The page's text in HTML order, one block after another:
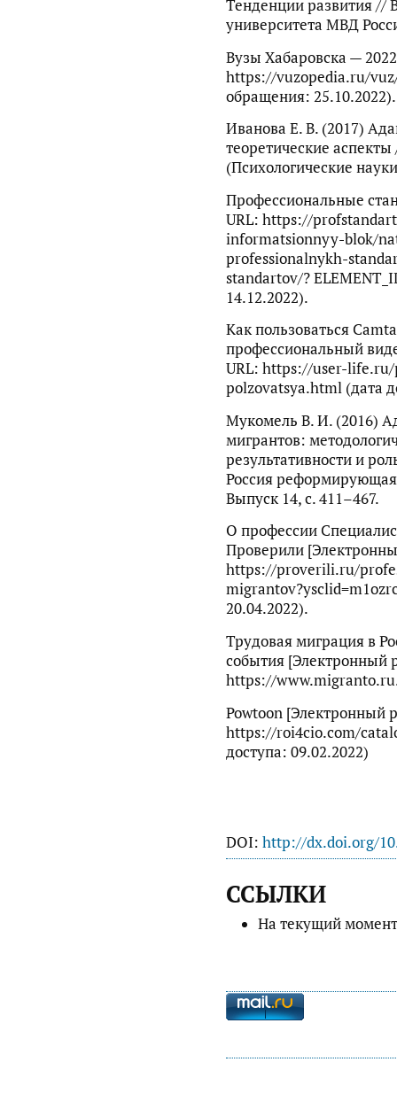
Тенденции развития //
университета МВД
Вузы Хабаровска —
https://vuzopedia.ru/
обращения: 25.10.2022).
Иванова Е. В. (2017)
теоретические
(Психологические
Профессиональные
URL: https://
informatsionnyy-blok/
professionalnykh-
standartov/?
14.12.2022).
Как пользоваться
професcиональный
URL: https://user-
polzovatsya.html (дата
Мукомель В. И. (2016)
мигрантов:
результативности и
Россия
Выпуск 14, с. 411–467.
О профессии
Проверили
https://proverili.ru/
20.04.2022).
Трудовая миграция в
события [Электронный
https://
Powtoon [Электронный
https://roi4cio.com/
доступа: 09.02.2022)
DOI: http://dx.doi.org/
ССЫЛКИ
На текущий